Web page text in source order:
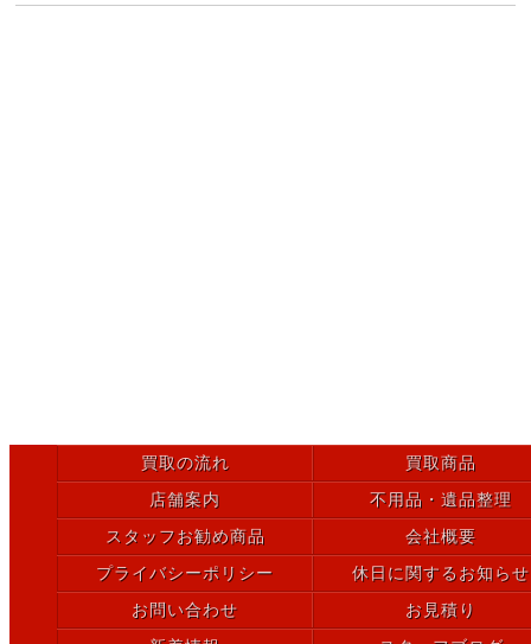
買取の流れ
買取商品
店舗案内
不用品・遺品整理
スタッフお勧め商品
会社概要
プライバシーポリシー
休日に関するお知らせ
お問い合わせ
お見積り